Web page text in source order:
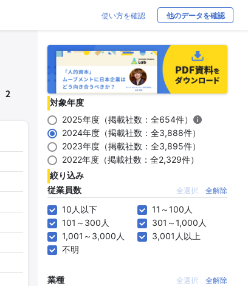
使い方を確認 他のデータを確認
2
対象年度
2025年度（掲載社数：全654件）
2024年度（掲載社数：全3,888件）
2023年度（掲載社数：全3,895件）
2022年度（掲載社数：全2,329件）
絞り込み
従業員数
全選択 全解除
10人以下
11～100人
101～300人
301～1,000人
1,001～3,000人
3,001人以上
不明
業種 全選択 全解除